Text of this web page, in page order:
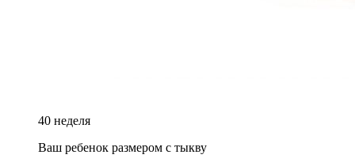
40 неделя
Ваш ребенок размером с тыкву